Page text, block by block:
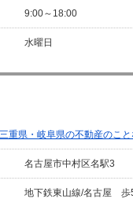
9:00～18:00
水曜日
重県・岐阜県の不動産のこ
名古屋市中村区名駅3
地下鉄東山線/名古屋 歩